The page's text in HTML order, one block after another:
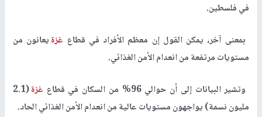
في فلسطين.
بمعنى آخر، يمكن القول إن معظم الأفراد في قطاع غزةيعانون من
مستويات مرتفعة من انعدام الأمن الغذائي.
وتشير البيانات إلى أن حوالي 96% من السكان في قطاع غزة (2.1
مليون نسمة) يواجهون مستويات عالية من انعدام الأمن الغذائي الحاد.